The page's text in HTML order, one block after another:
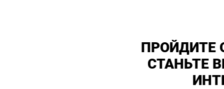
ПРОЙДИТЕ
СТАНЬТЕ